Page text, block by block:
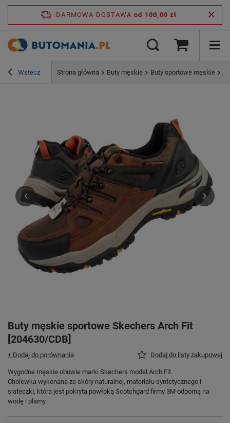
DARMOWA DOSTAWA od 100,00 zł
Wstecz Strona główna Buty męskie Buty sportowe męskie
Buty męskie sportowe Skechers Arch Fit
[204630/CDB]
+ Dodaj do porównania Dodaj do listy zakupowej
Wygodne męskie obuwie marki Skechers model Arch Fit.
Cholewka wykonana ze skóry naturalnej, materiału syntetycznego i
siateczki, która jest pokryta powłoką Scotchgard firmy 3M odporną na
wodę i plamy.